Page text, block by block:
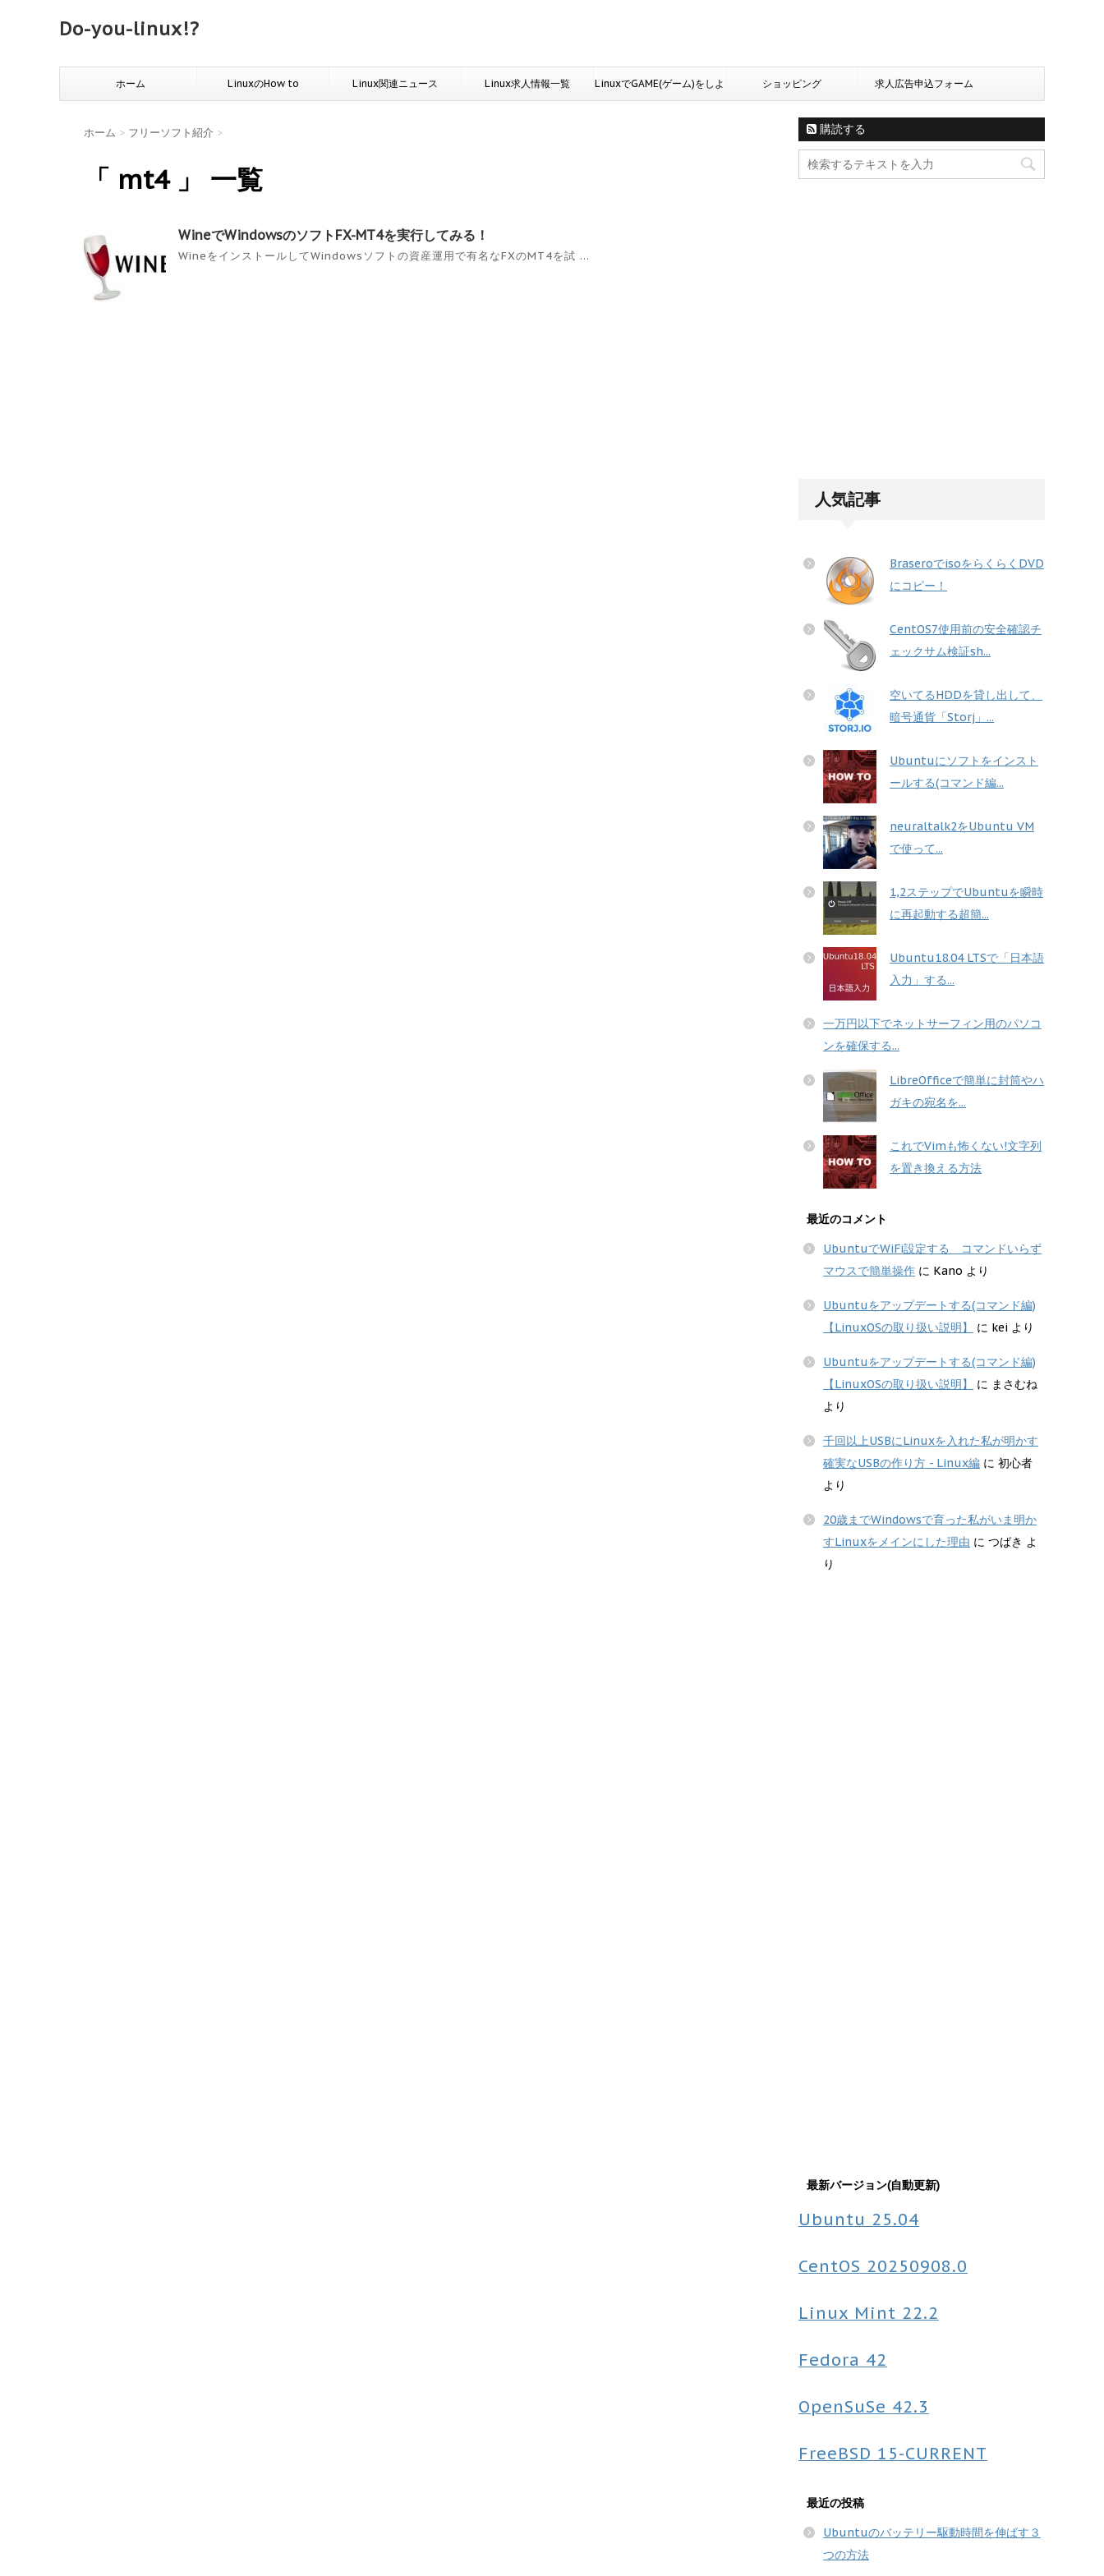
Do-you-linux!?
ホーム LinuxのHow to Linux関連ニュース Linux求人情報一覧 LinuxでGAME(ゲーム)をしよ ショッピング 求人広告申込フォーム
ホーム > フリーソフト紹介 >
「 mt4 」 一覧
WineでWindowsのソフトFX-MT4を実行してみる！
WineをインストールしてWindowsソフトの資産運用で有名なFXのMT4を試 ...
購読する
人気記事
BraseroでisoをらくらくDVD
にコピー！
CentOS7使用前の安全確認チ
ェックサム検証sh...
空いてるHDDを貸し出して、
暗号通貨「Storj」...
Ubuntuにソフトをインスト
ールする(コマンド編...
neuraltalk2をUbuntu VM
で使って...
1,2ステップでUbuntuを瞬時
に再起動する超簡...
Ubuntu18.04 LTSで「日本語
入力」する...
一万円以下でネットサーフィン用のパソコ
ンを確保する...
LibreOfficeで簡単に封筒やハ
ガキの宛名を...
これでVimも怖くない!文字列
を置き換える方法
最近のコメント
UbuntuでWiFi設定する コマンドいらず
マウスで簡単操作 に Kano より
Ubuntuをアップデートする(コマンド編)
【LinuxOSの取り扱い説明】
に kei より
Ubuntuをアップデートする(コマンド編)
【LinuxOSの取り扱い説明】
に まさむね
より
千回以上USBにLinuxを入れた私が明かす
確実なUSBの作り方 - Linux編 に 初心者
より
20歳までWindowsで育った私がいま明か
すLinuxをメインにした理由 に つばき よ
り
最新バージョン(自動更新)
Ubuntu 25.04
CentOS 20250908.0
Linux Mint 22.2
Fedora 42
OpenSuSe 42.3
FreeBSD 15-CURRENT
最近の投稿
Ubuntuのバッテリー駆動時間を伸ばす３
つの方法